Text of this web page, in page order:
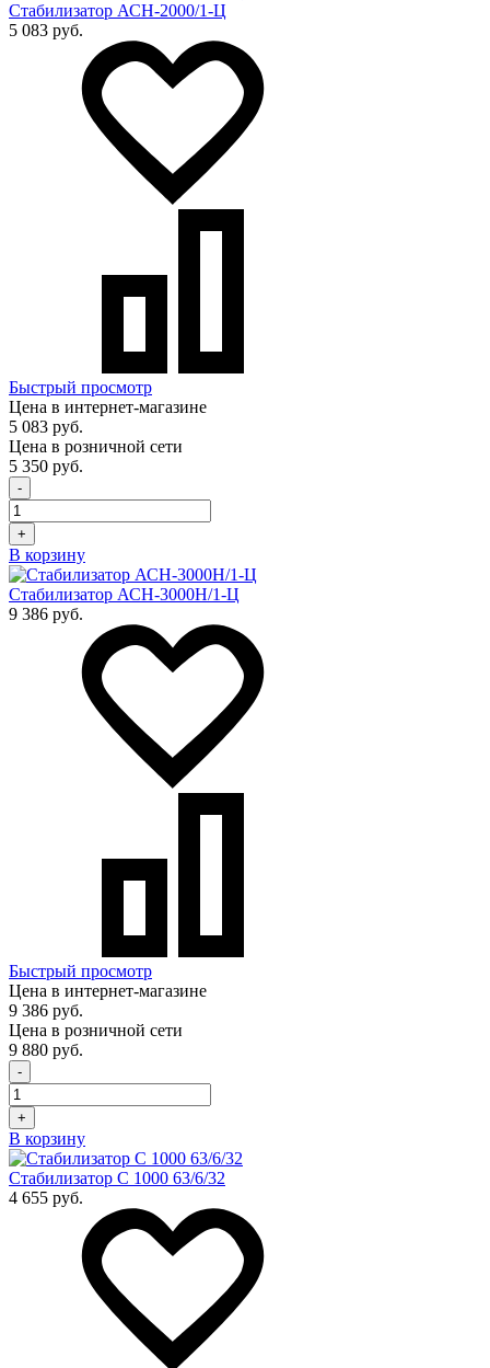
Стабилизатор АСН-2000/1-Ц
5 083 руб.
Быстрый просмотр
Цена в интернет-магазине
5 083 руб.
Цена в розничной сети
5 350 руб.
-
+
В корзину
Стабилизатор АСН-3000Н/1-Ц
9 386 руб.
Быстрый просмотр
Цена в интернет-магазине
9 386 руб.
Цена в розничной сети
9 880 руб.
-
+
В корзину
Стабилизатор С 1000 63/6/32
4 655 руб.